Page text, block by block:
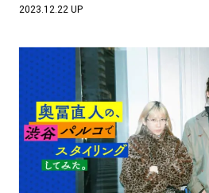
2023.12.22 UP